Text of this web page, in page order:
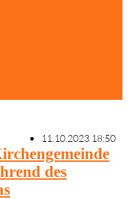
11.10.2023 18:50
des